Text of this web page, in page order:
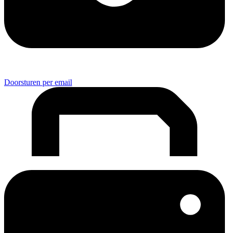
Doorsturen per email